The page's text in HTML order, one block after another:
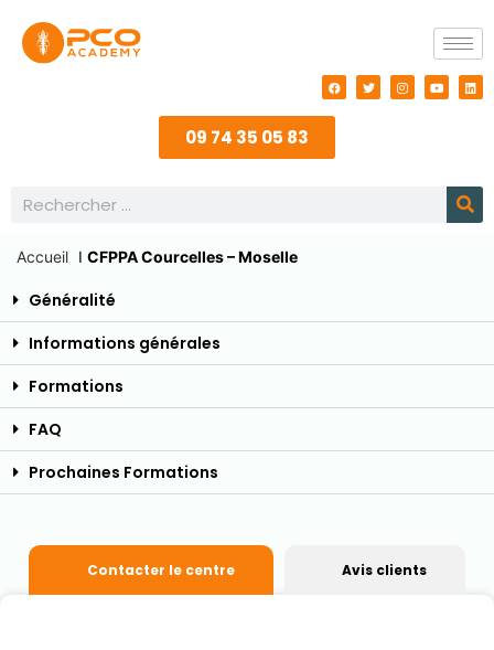
09 74 35 05 83
Accueil I CFPPA Courcelles – Moselle
Généralité
Informations générales
Formations
FAQ
Prochaines Formations
Contacter le centre Avis clients